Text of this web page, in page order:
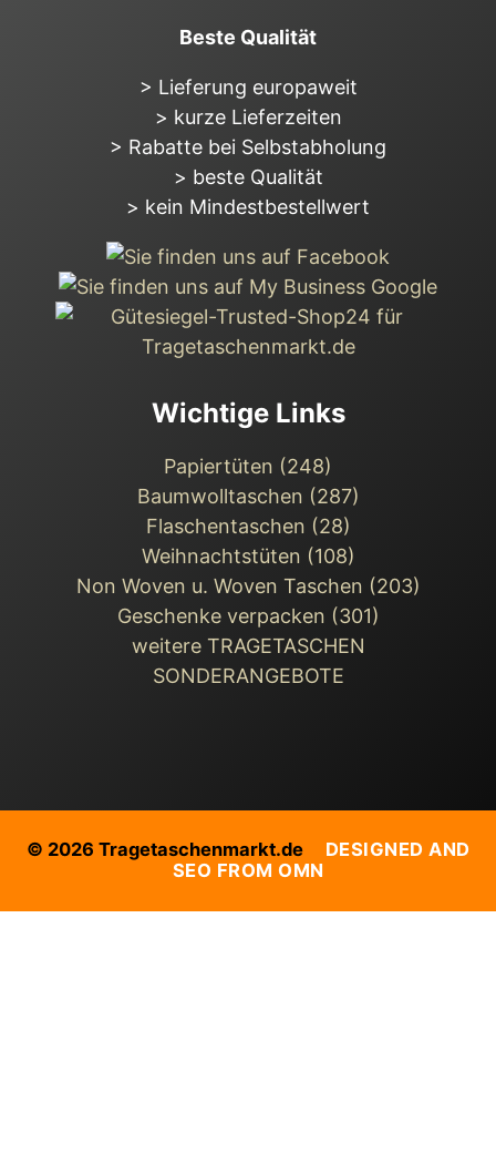
Beste Qualität
> Lieferung europaweit
> kurze Lieferzeiten
> Rabatte bei Selbstabholung
> beste Qualität
> kein Mindestbestellwert
Wichtige Links
Papiertüten (248)
Baumwolltaschen (287)
Flaschentaschen (28)
Weihnachts­tüten (108)
Non Woven u. Woven Taschen (203)
Geschenke verpacken (301)
weitere TRAGETASCHEN
SONDERANGEBOTE
© 2026 Tragetaschenmarkt.de DESIGNED AND
SEO FROM OMN